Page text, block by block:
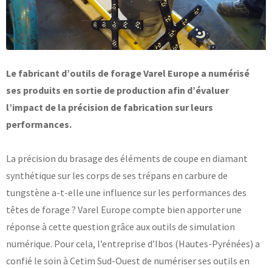
Base documentaire
TOUTES NOS SOLUTIONS ET PRESTATIONS
Essais – contrôles – mesures
Ingénierie produits / procédés
Conseil et Expertises
Analyse de défaillance
Témoignages Clients
NOS FORMATIONS CETIM ACADEMY®
Chaînes de valeur
Qualifiantes / certifiantes
Parcours de spécialisation
A distance
A l'international
NOS LOGICIELS
Logiciels métiers
Logiciels de calcul
Aide au chiffrage
Bases de données
APPUI À L’INDUSTRIE
Programmes régionaux
Normalisation
Technologies Prioritaires 2030
RECHERCHE
Le fabricant d’outils de forage Varel Europe a numérisé
ses produits en sortie de production afin d’évaluer
l’impact de la précision de fabrication sur leurs
performances.
La précision du brasage des éléments de coupe en diamant
synthétique sur les corps de ses trépans en carbure de
tungstène a-t-elle une influence sur les performances des
têtes de forage ? Varel Europe compte bien apporter une
réponse à cette question grâce aux outils de simulation
numérique. Pour cela, l’entreprise d’Ibos (Hautes-Pyrénées) a
confié le soin à Cetim Sud-Ouest de numériser ses outils en